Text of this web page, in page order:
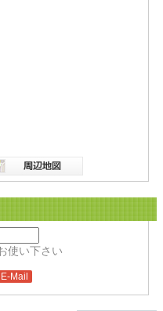
使い下さい
E-Mail